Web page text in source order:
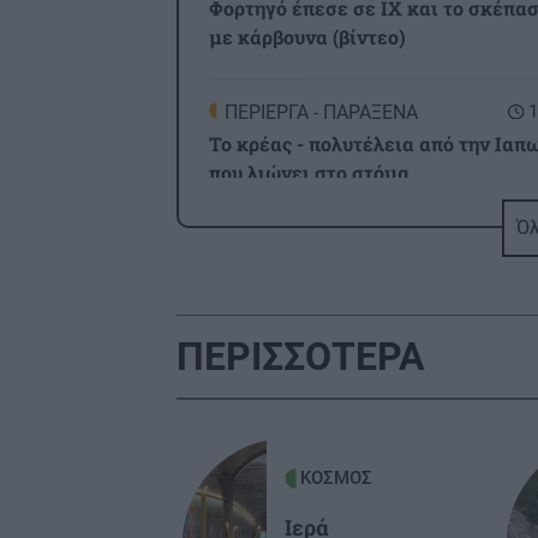
Φορτηγό έπεσε σε IX και το
με κάρβουνα (βίντεο)
ΠΕΡΙΕΡΓΑ - ΠΑΡΑΞΕΝΑ
Το κρέας - πολυτέλεια από την
που λιώνει στο στόμα
Ιόνιο με τον Νίκο Ευαγγελάτο και
γιο τους
ΠΕΡΙΣΣΟΤΕΡΑ
ΚΟΣΜΟΣ
Ιερά